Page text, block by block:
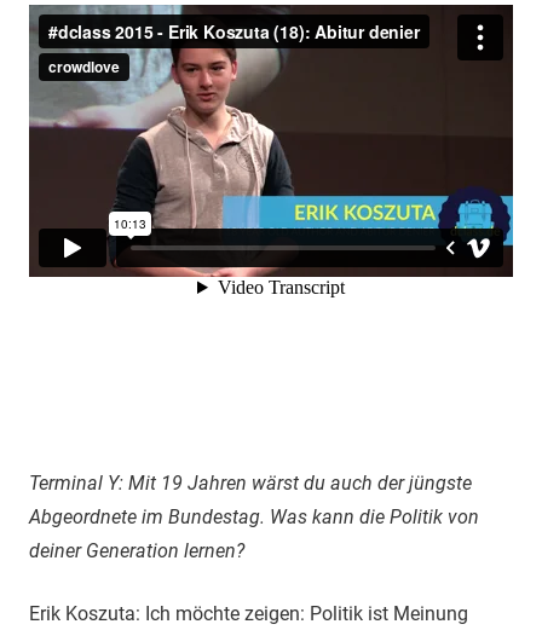
Terminal Y: Mit 19 Jahren wärst du auch der jüngste
Abgeordnete im Bundestag. Was kann die Politik von
deiner Generation lernen?
Erik Koszuta: Ich möchte zeigen: Politik ist Meinung